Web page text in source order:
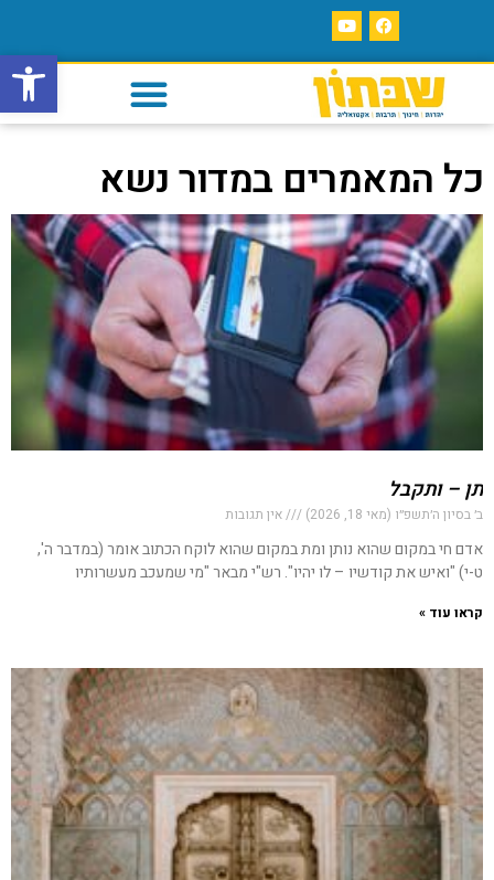
פתח
כל המאמרים במדור נשא
תן – ותקבל
ב׳ בסיון ה׳תשפ״ו (מאי 18, 2026) אין תגובות
אדם חי במקום שהוא נותן ומת במקום שהוא לוקח הכתוב אומר (במדבר ה',
ט-י) "ואיש את קודשיו – לו יהיו". רש"י מבאר "מי שמעכב מעשרותיו
קראו עוד »